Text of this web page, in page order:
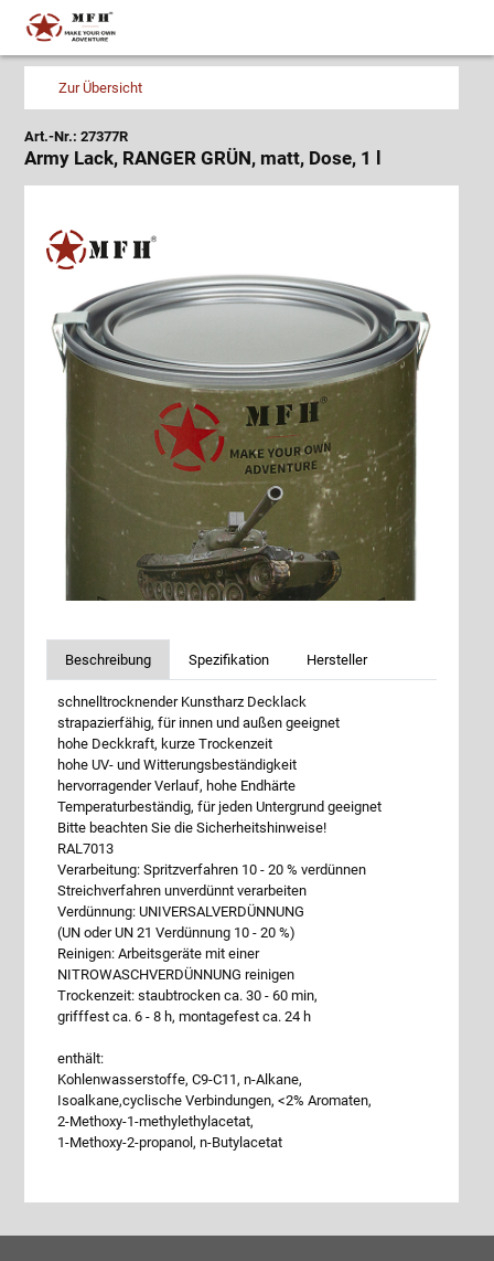
Zur Übersicht
Art.-Nr.: 27377R
Army Lack, RANGER GRÜN, matt, Dose, 1 l
Beschreibung Spezifikation Hersteller
schnelltrocknender Kunstharz Decklack
strapazierfähig, für innen und außen geeignet
hohe Deckkraft, kurze Trockenzeit
hohe UV- und Witterungsbeständigkeit
hervorragender Verlauf, hohe Endhärte
Temperaturbeständig, für jeden Untergrund geeignet
Bitte beachten Sie die Sicherheitshinweise!
RAL7013
Verarbeitung: Spritzverfahren 10 - 20 % verdünnen
Streichverfahren unverdünnt verarbeiten
Verdünnung: UNIVERSALVERDÜNNUNG
(UN oder UN 21 Verdünnung 10 - 20 %)
Reinigen: Arbeitsgeräte mit einer
NITROWASCHVERDÜNNUNG reinigen
Trockenzeit: staubtrocken ca. 30 - 60 min,
grifffest ca. 6 - 8 h, montagefest ca. 24 h
enthält:
Kohlenwasserstoffe, C9-C11, n-Alkane,
Isoalkane,cyclische Verbindungen, <2% Aromaten,
2-Methoxy-1-methylethylacetat,
1-Methoxy-2-propanol, n-Butylacetat